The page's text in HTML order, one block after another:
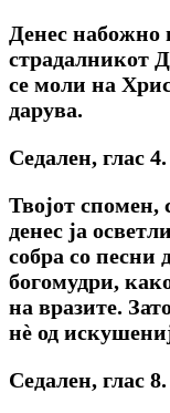
Денес набожно
страдалникот
се моли на
дарува.
Седален, глас 4.
Твојот
денес ја
собра со песни
богомудри,
на вразите.
нѐ од
Седален, глас 8.